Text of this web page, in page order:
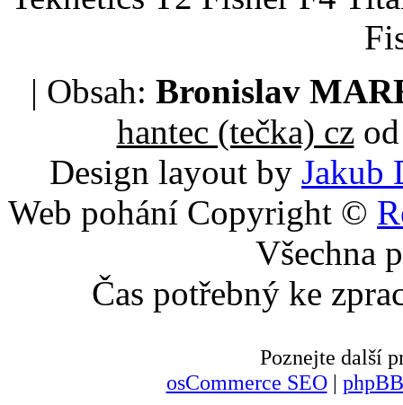
| Obsah: Bronislav
hantec (tečka) czod
Design layout by Jakub
Web pohání Copyright ©
Všechna
Čas potřebný ke
Poznejte další
osCommerce SEO|